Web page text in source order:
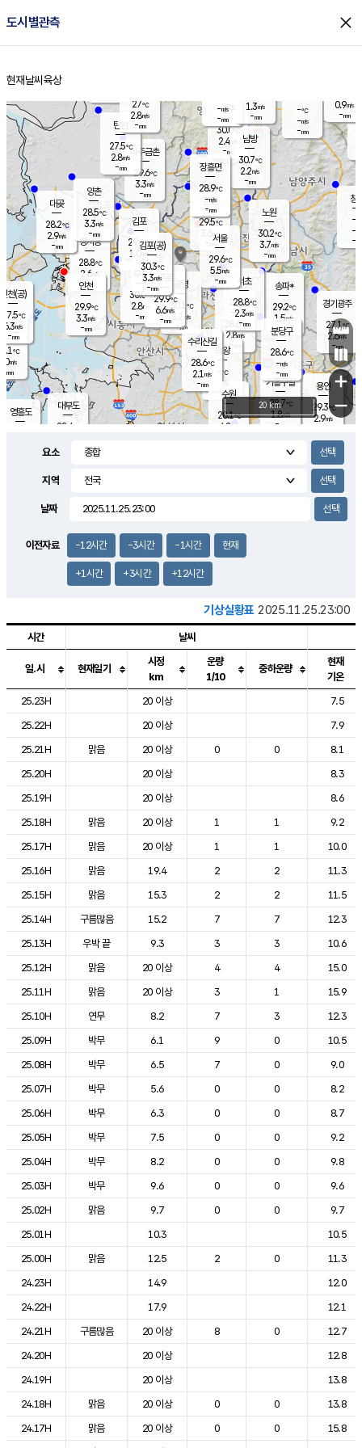
도시별관측 close
홈
현재날씨 육상
의도
℃
m/s
mm
영흥도
양주
30.0℃
2.4
-mm
과천
28.6℃
2.8m/s
- mm
용인
29.3℃
2.9m/s
경기광주
27.1℃
2.6m/s
-mm
2.9m/s
대부도
28.4
경서동
28.8℃
2.6 m/s
-mm
파주금촌
29.6℃
3.3m/s
-mm
-℃
-m/s
-mm
대곶
28.2℃
2.9m/s
-mm
창
-
-m/
-
탄현
27.5℃
2.8m/s
-mm
0.9m/s
-mm
의왕
- ℃
m/s
mm
김포
29.6℃
1.0 m/s
mm
광명
30.1
℃
3.2 m/s
-mm
부천
30.0℃
2.8m/s
-mm
양촌
28.5℃
3.3m/s
-mm
구로
29.9℃
6.6m/s
-mm
은평
29.5℃
3.6 m/s
- mm
노원
30.2℃
3.7m/s
-mm
송파*
29.2℃
1.5m/s
-mm
서초
28.8℃
2.3m/s
-mm
남방
30.7℃
2.2m/s
-mm
기흥구갈
28.7℃
1.8m/s
-
수리산길
28.6℃
2.1 m/s
-mm
분당구
28.6℃
-m/s
-mm
장흥면
28.9℃
-m/s
-mm
-m/s
-mm
인천(공)
27.5℃
6.3m/s
-mm
김포(공)
30.3℃
3.3m/s
-mm
수원
28.1℃
4.2 m/s
인천
29.9℃
3.3m/s
-mm
서울
29.6℃
5.5m/s
-mm
27℃
2.8m/s
-mm
1.3m/s
-mm
+
−
20 km
요소
지역
날짜
이전자료 -12시간 -3시간 -1시간 현재
+1시간 +3시간 +12시간
기상실황표 2025.11.25.23:00
도시별 기상실황표로 지점, 날씨, 기온, 강수, 바람, 기압등을 안내한 표입
시간 날씨
일.시 현재일기
시정
km
운량
1/10
중하운량
현재
기온
25.23H
20 이상
7.5
25.22H
20 이상
7.9
25.21H
맑음 20 이상 0 0
8.1
25.20H
20 이상
8.3
25.19H
20 이상
8.6
25.18H
맑음 20 이상 1 1
9.2
25.17H
맑음 20 이상 1 1
10.0
25.16H
맑음 19.4 2 2
11.3
25.15H
맑음 15.3 2 2
11.5
25.14H
구름많음 15.2 7 7
12.3
25.13H
우박 끝 9.3 3 3
10.6
25.12H
맑음 20 이상 4 4
15.0
25.11H
맑음 20 이상 3 1
15.9
25.10H
연무 8.2 7 3
12.3
25.09H
박무 6.1 9 0
10.5
25.08H
박무 6.5 7 0
9.0
25.07H
박무 5.6 0 0
8.2
25.06H
박무 6.3 0 0
8.7
25.05H
박무 7.5 0 0
9.2
25.04H
박무 8.2 0 0
9.8
25.03H
박무 9.6 0 0
9.6
25.02H
맑음 9.7 0 0
9.7
25.01H
10.3
10.5
25.00H
맑음 12.5 2 0
11.3
24.23H
14.9
12.0
24.22H
17.9
12.1
24.21H
구름많음 20 이상 8 0
12.7
24.20H
20 이상
12.8
24.19H
20 이상
13.8
24.18H
맑음 20 이상 0 0
13.8
24.17H
맑음 20 이상 0 0
15.8